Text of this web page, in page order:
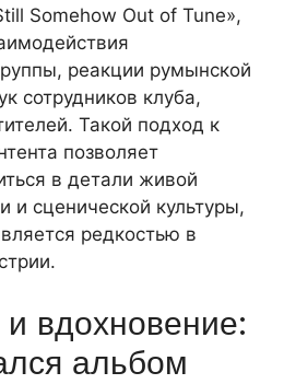
Somehow Out of Tune»,
реакции румынской
сотрудников клуба,
Такой подход к
позволяет
в детали живой
и сценической культуры,
редкостью в
вдохновение:
альбом